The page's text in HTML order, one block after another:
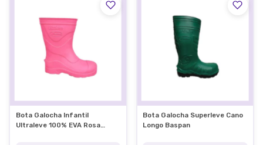
Bota Galocha Infantil
Ultraleve 100% EVA Rosa
Bota Galocha Superleve Cano
Longo Baspan